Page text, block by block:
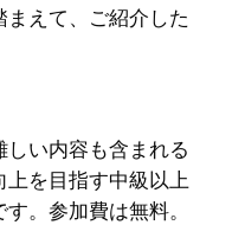
えて、ご紹介した
い内容も含まれる
上を目指す中級以上
。参加費は無料。